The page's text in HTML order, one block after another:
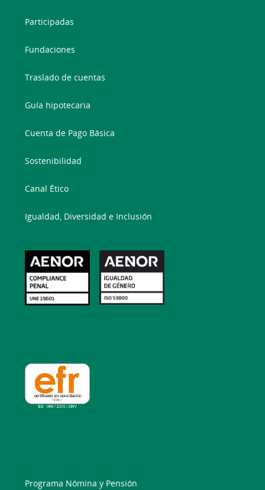
Participadas
Fundaciones
Traslado de cuentas
Guía hipotecaria
Cuenta de Pago Básica
Sostenibilidad
Canal Ético
Igualdad, Diversidad e Inclusión
Programa Nómina y Pensión